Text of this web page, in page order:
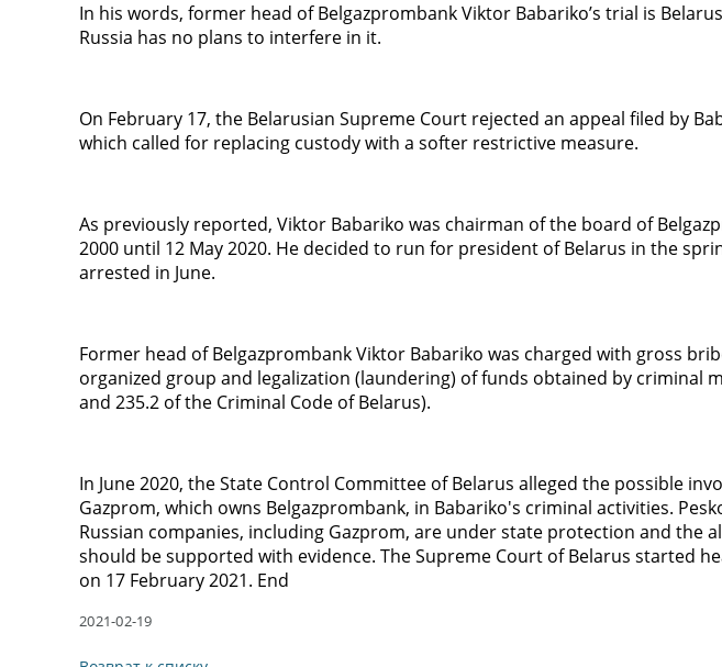
In his words, former head of Belgazprombank Viktor Babariko’s trial is
Russia has no plans to interfere in it.
On February 17, the Belarusian Supreme Court rejected an appeal filed by
which called for replacing custody with a softer restrictive measure.
As previously reported, Viktor Babariko was chairman of the board of
2000 until 12 May 2020. He decided to run for president of Belarus in the
arrested in June.
Former head of Belgazprombank Viktor Babariko was charged with gross
organized group and legalization (laundering) of funds obtained by criminal
and 235.2 of the Criminal Code of Belarus).
In June 2020, the State Control Committee of Belarus alleged the possible
Gazprom, which owns Belgazprombank, in Babariko's criminal activities.
Russian companies, including Gazprom, are under state protection and the
should be supported with evidence. The Supreme Court of Belarus started
on 17 February 2021. End
2021-02-19